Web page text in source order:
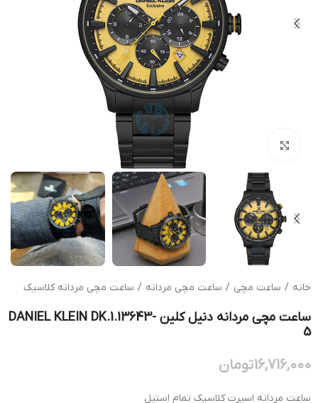
خانه / ساعت مچی / ساعت مچی مردانه / ساعت مچی مردانه کلاسیک
ساعت مچی مردانه دنیل کلین DANIEL KLEIN DK.1.13643-
5
16,716,000تومان
ساعت مردانه اسپرت کلاسیک تمام استیل